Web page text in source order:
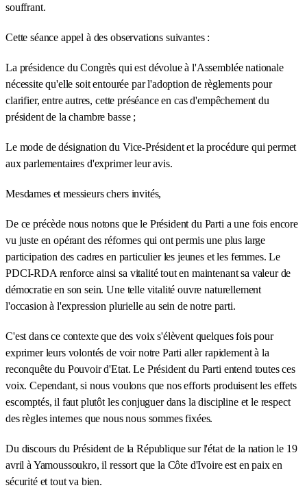
souffrant.
Cette séance appel à des observations suivantes :
La présidence du Congrès qui est dévolue à l'Assemblée nationale
nécessite qu'elle soit entourée par l'adoption de règlements pour
clarifier, entre autres, cette préséance en cas d'empêchement du
président de la chambre basse ;
Le mode de désignation du Vice-Président et la procédure qui permet
aux parlementaires d'exprimer leur avis.
Mesdames et messieurs chers invités,
De ce précède nous notons que le Président du Parti a une fois encore
vu juste en opérant des réformes qui ont permis une plus large
participation des cadres en particulier les jeunes et les femmes. Le
PDCI-RDA renforce ainsi sa vitalité tout en maintenant sa valeur de
démocratie en son sein. Une telle vitalité ouvre naturellement
l'occasion à l'expression plurielle au sein de notre parti.
C'est dans ce contexte que des voix s'élèvent quelques fois pour
exprimer leurs volontés de voir notre Parti aller rapidement à la
reconquête du Pouvoir d'Etat. Le Président du Parti entend toutes ces
voix. Cependant, si nous voulons que nos efforts produisent les effets
escomptés, il faut plutôt les conjuguer dans la discipline et le respect
des règles internes que nous nous sommes fixées.
Du discours du Président de la République sur l'état de la nation le 19
avril à Yamoussoukro, il ressort que la Côte d'Ivoire est en paix en
sécurité et tout va bien.